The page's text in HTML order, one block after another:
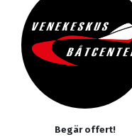
Begär offert!